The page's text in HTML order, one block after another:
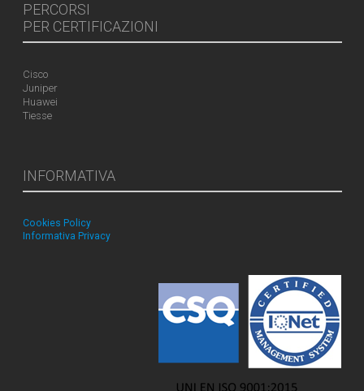
PERCORSI
PER CERTIFICAZIONI
Cisco
Juniper
Huawei
Tiesse
INFORMATIVA
Cookies Policy
Informativa Privacy